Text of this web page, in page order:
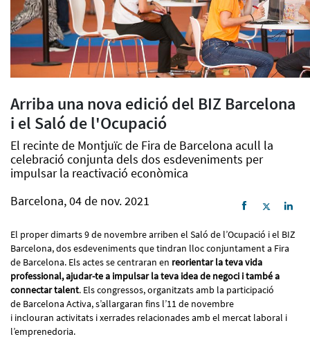
Arriba una nova edició del BIZ Barcelona
i el Saló de l'Ocupació
El recinte de Montjuïc de Fira de Barcelona acull la
celebració conjunta dels dos esdeveniments per
impulsar la reactivació econòmica
Barcelona, 04 de nov. 2021
El proper dimarts 9 de novembre arriben el Saló de l’Ocupació i el BIZ
Barcelona, dos esdeveniments que tindran lloc conjuntament a Fira
de Barcelona. Els actes se centraran en reorientar la teva vida
professional, ajudar-te a impulsar la teva idea de negoci i també a
connectar talent. Els congressos, organitzats amb la participació
de Barcelona Activa, s’allargaran fins l’11 de novembre
i inclouran activitats i xerrades relacionades amb el mercat laboral i
l’emprenedoria.